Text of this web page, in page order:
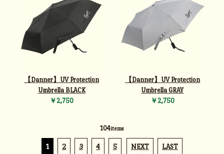
【Danner】UV Protection
Umbrella BLACK
￥2,750
【Danner】UV Protection
Umbrella GRAY
￥2,750
104items
1 2 3 4 5 NEXT LAST